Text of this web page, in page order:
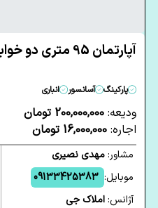
آپارتمان 95 متری دو خوابه در کوچه درختی کرمان
پارکینگ آسانسور انباری
ودیعه: 200,000,000 تومان
اجاره: 16,000,000 تومان
مشاور:مهدی نصیری
موبایل: 09133425383
آژانس:املاک جی